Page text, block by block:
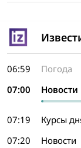
06:59
Погода
07:00
Новости
07:19
Курсы
07:20
Новости